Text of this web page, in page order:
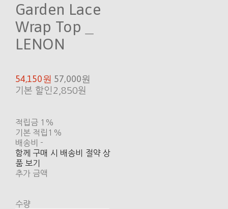
Garden Lace
Wrap Top _
LENON
54,150원 57,000원
기본 할인 2,850원
적립금 1%
기본 적립 1%
배송비 -
함께 구매 시 배송비 절약 상
품 보기
추가 금액
수량